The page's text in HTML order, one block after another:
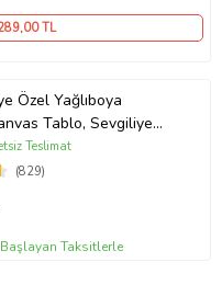
,00 TL
Özel Yağlıboya
Tablo, Sevgiliye
Hediye, Doğum
Ev Hediyesi
(829)
Teslimat
Taksitlerle